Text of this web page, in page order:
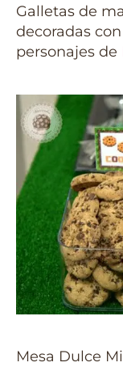
Galletas de
decoradas
personajes de
Mesa Dulce